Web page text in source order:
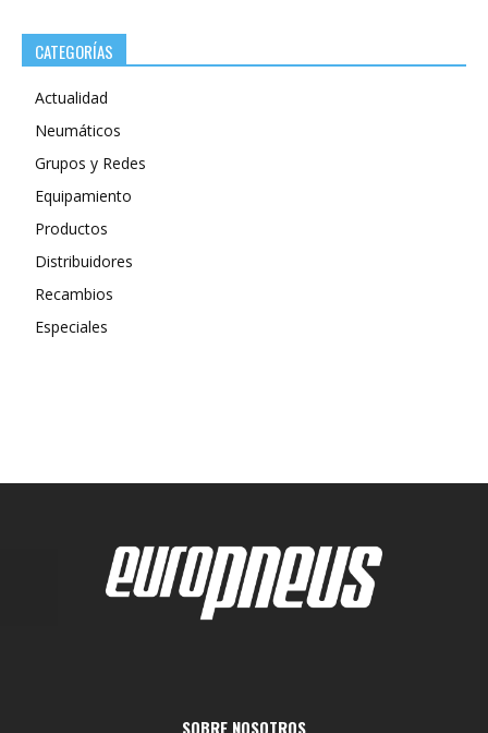
CATEGORÍAS
Actualidad
Neumáticos
Grupos y Redes
Equipamiento
Productos
Distribuidores
Recambios
Especiales
SOBRE NOSOTROS